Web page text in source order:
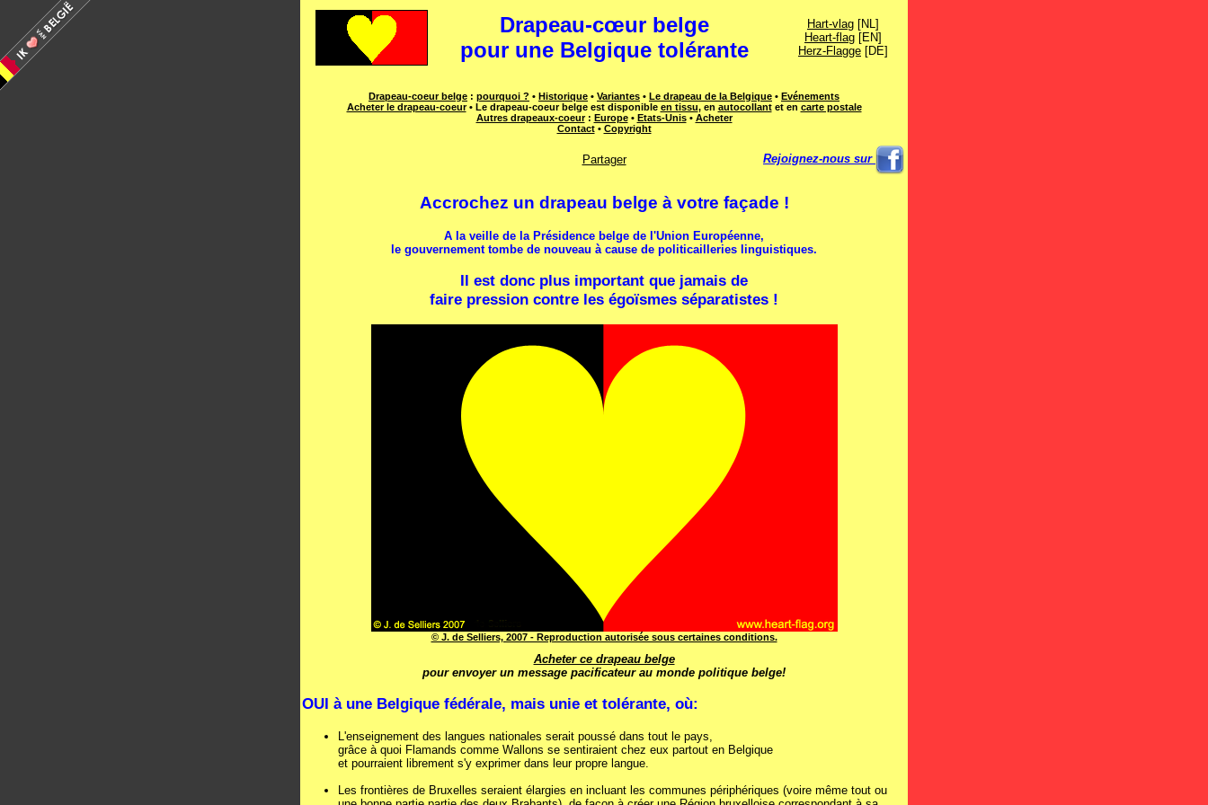
Drapeau-cœur belge
pour une Belgique tolérante
Hart-vlag [NL]
Heart-flag [EN]
Herz-Flagge [DE]
Drapeau-coeur belge : pourquoi ? • Historique • Variantes • Le drapeau de la Belgique • Evénements
Acheter le drapeau-coeur• Le drapeau-coeur belge est disponible en tissu, en autocollantet en carte postale
Autres drapeaux-coeur: Europe• Etats-Unis• Acheter
Contact• Copyright
Partager Rejoignez-nous sur
Accrochez un drapeau belge à votre façade !
A la veille de la Présidence belge de l'Union Européenne,
le gouvernement tombe de nouveau à cause de politicailleries linguistiques.
Il est donc plus important que jamais de
faire pression contre les égoïsmes séparatistes !
© J. de Selliers, 2007 - Reproduction autorisée sous certaines conditions.
Acheter ce drapeau belge
pour envoyer un message pacificateur au monde politique belge!
OUI à une Belgique fédérale, mais unie et tolérante, où:
L'enseignement des langues nationales serait poussé dans tout le pays,
grâce à quoi Flamands comme Wallons se sentiraient chez eux partout en Belgique
et pourraient librement s'y exprimer dans leur propre langue.
Les frontières de Bruxelles seraient élargies en incluant les communes périphériques (voire même tout ou